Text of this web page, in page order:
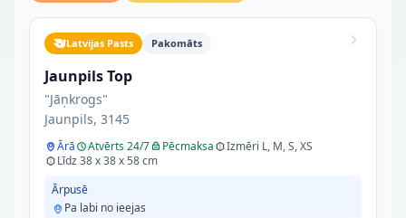
Latvijas Pasts Pakomāts
Jaunpils Top
"Jāņkrogs"
Jaunpils, 3145
Ārā Atvērts 24/7 Pēcmaksa
Izmēri L, M, S, XS
Līdz 38 x 38 x 58 cm
Ārpusē
Pa labi no ieejas